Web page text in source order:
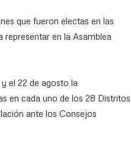
que fueron electas en las
representar en la Asamblea
el 22 de agosto la
en cada uno de los 28 Distritos
ante los Consejos